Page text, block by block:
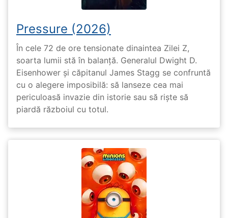
Pressure (2026)
În cele 72 de ore tensionate dinaintea Zilei Z,
soarta lumii stă în balanță. Generalul Dwight D.
Eisenhower și căpitanul James Stagg se confruntă
cu o alegere imposibilă: să lanseze cea mai
periculoasă invazie din istorie sau să riște să
piardă războiul cu totul.